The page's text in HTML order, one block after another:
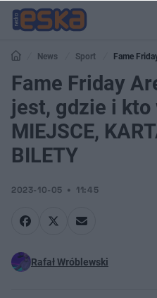
News Sport
Fame
DATA, MIEJSCE, KARTA WALK, BILETY
Fame Friday
jest, gdzie i kto
MIEJSCE,
BILETY
2023-10-05 11:45
Rafał Wróblewski